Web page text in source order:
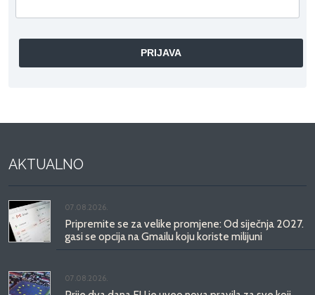
AKTUALNO
07.08.2026.
Pripremite se za velike promjene: Od siječnja 2027.
gasi se opcija na Gmailu koju koriste milijuni
07.08.2026.